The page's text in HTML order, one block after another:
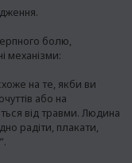
болю,
механізми:
на те, якби ви
або на
від травми. Людина
радіти, плакати,